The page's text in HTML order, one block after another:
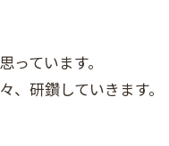
ています。
研鑽していきます。